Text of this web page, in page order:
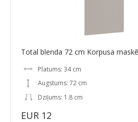
Total blenda 72 cm Korpusa
Platums: 34 cm
Augstums: 72 cm
Dziļums: 1.8 cm
EUR 12